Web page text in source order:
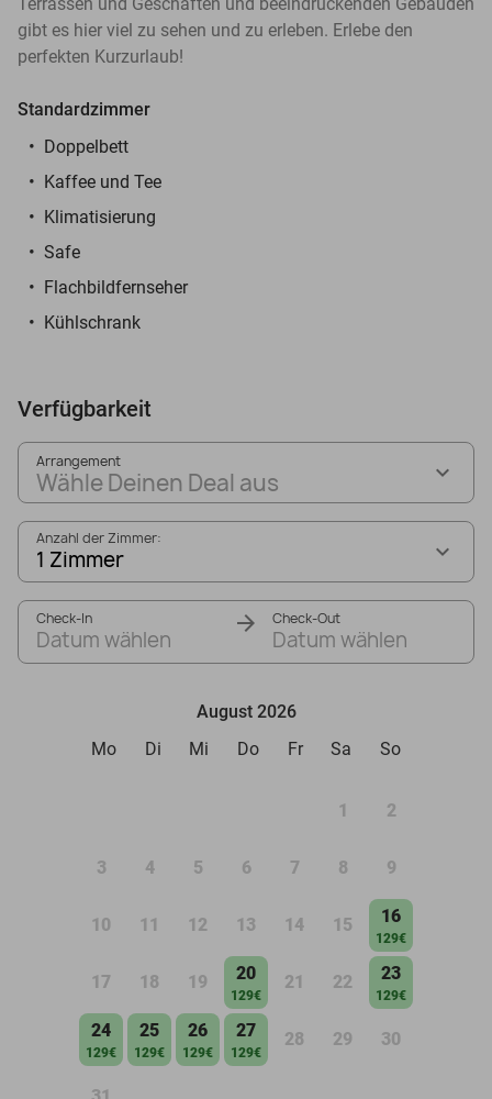
gibt es hier viel zu sehen und zu erleben. Erlebe den
perfekten Kurzurlaub!
Standardzimmer
Doppelbett
Kaffee und Tee
Klimatisierung
Safe
Flachbildfernseher
Kühlschrank
Verfügbarkeit
Arrangement
Wähle Deinen Deal aus
Anzahl der Zimmer:
1 Zimmer
Check-In
Datum wählen
Check-Out
Datum wählen
August 2026
Mo
Di Mi Do Fr Sa So
1 2
3 4 5 6 7 8 9
10 11 12 13 14 15 16
129€
17 18 19 20
129€
21 22 23
129€
24
129€
25
129€
26
129€
27
129€
28 29 30